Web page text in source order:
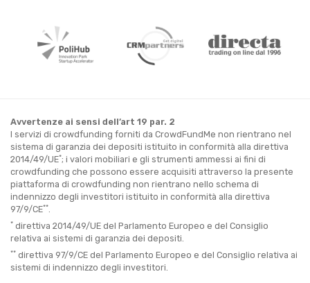
Avvertenze ai sensi dell’art 19 par. 2
I servizi di crowdfunding forniti da CrowdFundMe non rientrano nel
sistema di garanzia dei depositi istituito in conformità alla direttiva
2014/49/UE*; i valori mobiliari e gli strumenti ammessi ai fini di
crowdfunding che possono essere acquisiti attraverso la presente
piattaforma di crowdfunding non rientrano nello schema di
indennizzo degli investitori istituito in conformità alla direttiva
97/9/CE**.
* direttiva 2014/49/UE del Parlamento Europeo e del Consiglio
relativa ai sistemi di garanzia dei depositi.
** direttiva 97/9/CE del Parlamento Europeo e del Consiglio relativa ai
sistemi di indennizzo degli investitori.